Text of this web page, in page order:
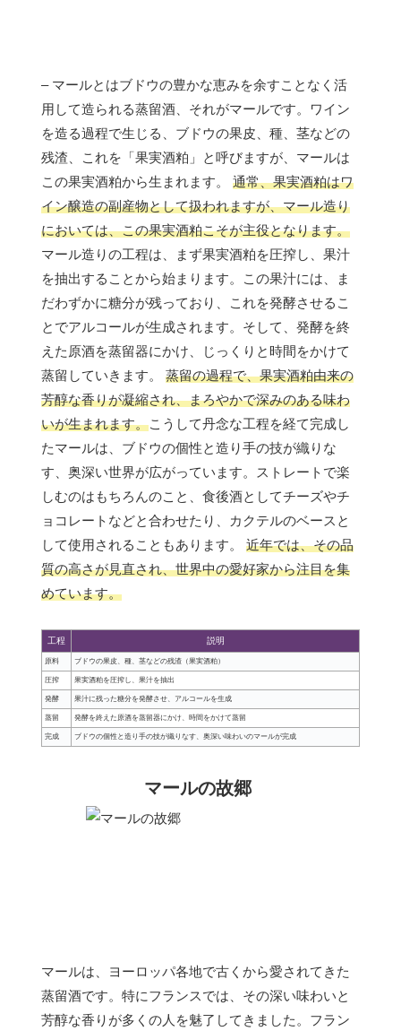
– マールとはブドウの豊かな恵みを余すことなく活
用して造られる蒸留酒、それがマールです。ワイン
を造る過程で生じる、ブドウの果皮、種、茎などの
残渣、これを「果実酒粕」と呼びますが、マールは
この果実酒粕から生まれます。 通常、果実酒粕はワ
イン醸造の副産物として扱われますが、マール造り
においては、この果実酒粕こそが主役となります。
マール造りの工程は、まず果実酒粕を圧搾し、果汁
を抽出することから始まります。この果汁には、ま
だわずかに糖分が残っており、これを発酵させるこ
とでアルコールが生成されます。そして、発酵を終
えた原酒を蒸留器にかけ、じっくりと時間をかけて
蒸留していきます。 蒸留の過程で、果実酒粕由来の
芳醇な香りが凝縮され、まろやかで深みのある味わ
いが生まれます。こうして丹念な工程を経て完成し
たマールは、ブドウの個性と造り手の技が織りな
す、奥深い世界が広がっています。ストレートで楽
しむのはもちろんのこと、食後酒としてチーズやチ
ョコレートなどと合わせたり、カクテルのベースと
して使用されることもあります。 近年では、その品
質の高さが見直され、世界中の愛好家から注目を集
めています。
工程 説明
原料 ブドウの果皮、種、茎などの残渣（果実酒粕）
圧搾 果実酒粕を圧搾し、果汁を抽出
発酵 果汁に残った糖分を発酵させ、アルコールを生成
蒸留 発酵を終えた原酒を蒸留器にかけ、時間をかけて蒸留
完成 ブドウの個性と造り手の技が織りなす、奥深い味わいのマールが完成
マールの故郷
マールは、ヨーロッパ各地で古くから愛されてきた
蒸留酒です。特にフランスでは、その深い味わいと
芳醇な香りが多くの人を魅了してきました。フラン